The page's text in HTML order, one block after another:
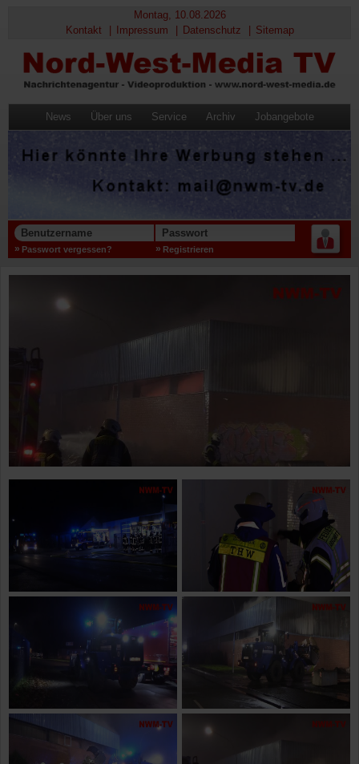
Montag, 10.08.2026
Kontakt
Impressum Datenschutz Sitemap
News Über uns Service Archiv Jobangebote
Benutzername Passwort
Passwort vergessen? Registrieren